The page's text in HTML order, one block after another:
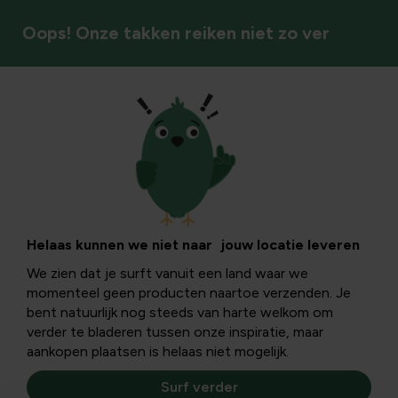
Oops! Onze takken reiken niet zo ver
Helaas kunnen we niet naar jouw locatie leveren
We zien dat je surft vanuit een land waar we
momenteel geen producten naartoe verzenden. Je
bent natuurlijk nog steeds van harte welkom om
verder te bladeren tussen onze inspiratie, maar
aankopen plaatsen is helaas niet mogelijk.
Surf verder